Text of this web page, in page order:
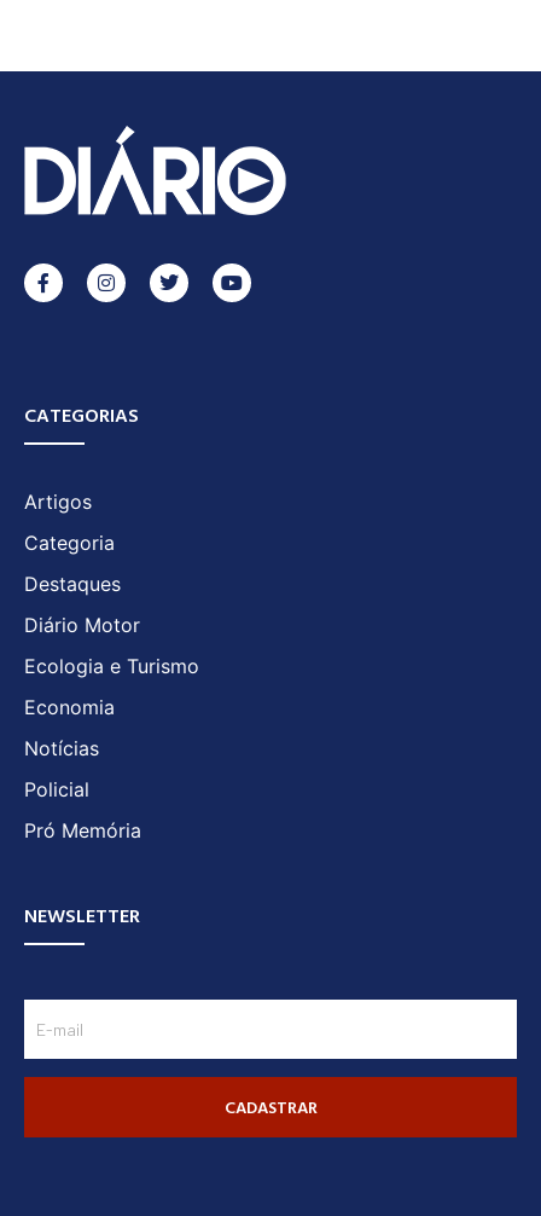
CATEGORIAS
Artigos
Categoria
Destaques
Diário Motor
Ecologia e Turismo
Economia
Notícias
Policial
Pró Memória
NEWSLETTER
CADASTRAR